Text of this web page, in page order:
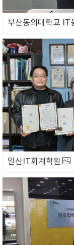
일산IT회계학원